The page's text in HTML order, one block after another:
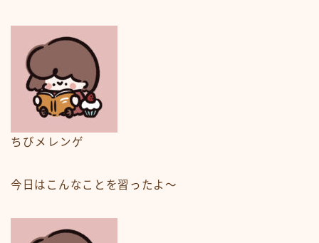
ちびメレンゲ
今日はこんなことを習ったよ〜